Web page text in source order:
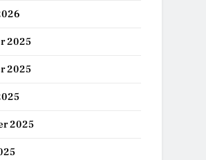
2025
2025
2025